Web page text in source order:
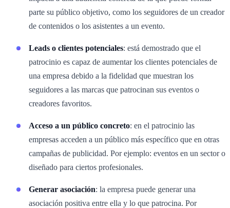
parte su público objetivo, como los seguidores de un creador
de contenidos o los asistentes a un evento.
Leads o clientes potenciales: está demostrado que el
patrocinio es capaz de aumentar los clientes potenciales de
una empresa debido a la fidelidad que muestran los
seguidores a las marcas que patrocinan sus eventos o
creadores favoritos.
Acceso a un público concreto: en el patrocinio las
empresas acceden a un público más específico que en otras
campañas de publicidad. Por ejemplo: eventos en un sector o
diseñado para ciertos profesionales.
Generar asociación: la empresa puede generar una
asociación positiva entre ella y lo que patrocina. Por